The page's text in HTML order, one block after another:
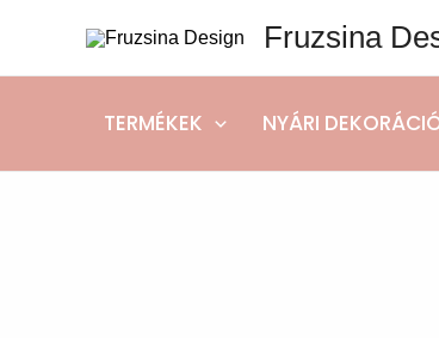
content
Fruzsina
TERMÉKEK NYÁRI